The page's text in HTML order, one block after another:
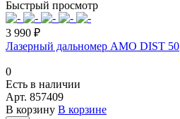
Быстрый просмотр
3 990 ₽
Лазерный дальномер AMO DIST 50
0
Есть в наличии
Арт. 857409
В корзину В корзине